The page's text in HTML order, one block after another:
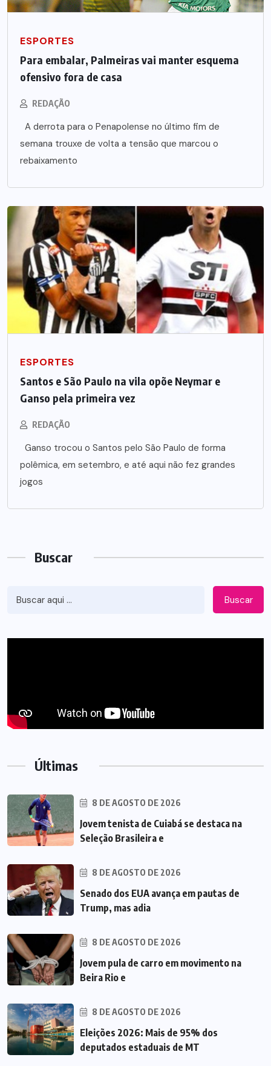
ESPORTES
Para embalar, Palmeiras vai manter esquema
ofensivo fora de casa
REDAÇÃO
A derrota para o Penapolense no último fim de
semana trouxe de volta a tensão que marcou o
rebaixamento
ESPORTES
Santos e São Paulo na vila opõe Neymar e
Ganso pela primeira vez
REDAÇÃO
Ganso trocou o Santos pelo São Paulo de forma
polêmica, em setembro, e até aqui não fez grandes
jogos
Buscar
Buscar
Últimas
8 DE AGOSTO DE 2026
Jovem tenista de Cuiabá se destaca na
Seleção Brasileira e
8 DE AGOSTO DE 2026
Senado dos EUA avança em pautas de
Trump, mas adia
8 DE AGOSTO DE 2026
Jovem pula de carro em movimento na
Beira Rio e
8 DE AGOSTO DE 2026
Eleições 2026: Mais de 95% dos
deputados estaduais de MT